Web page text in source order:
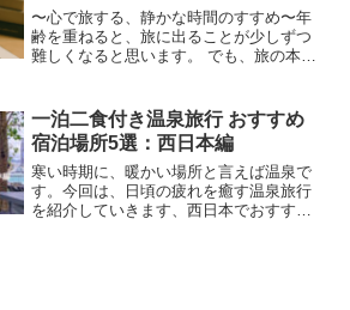
〜心で旅する、静かな時間のすすめ〜年
齢を重ねると、旅に出ることが少しずつ
難しくなると思います。 でも、旅の本質
家にいながら旅気分を味わえるアイテム
や工夫を10選ご紹介します...
一泊二食付き温泉旅行 おすすめ
宿泊場所5選：西日本編
寒い時期に、暖かい場所と言えば温泉で
す。今回は、日頃の疲れを癒す温泉旅行
を紹介していきます、西日本でおすすめ